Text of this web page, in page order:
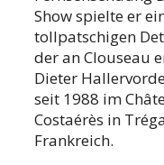
Show spielte er
tollpatschigen
der an Clouseau
Dieter
seit 1988 im
Costaérès in
Frankreich.